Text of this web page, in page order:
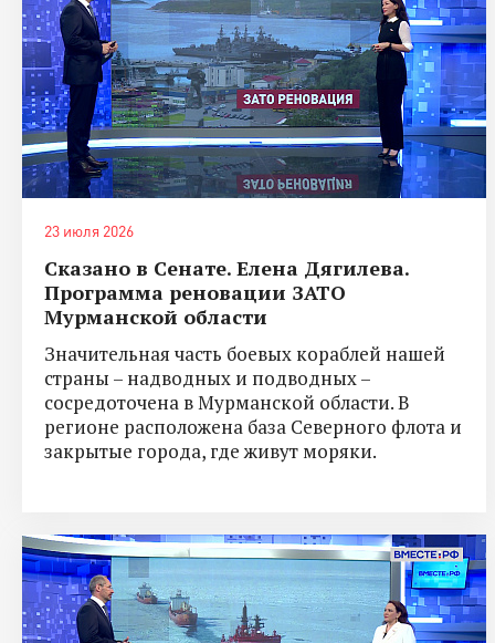
23 июля 2026
Сказано в Сенате. Елена Дягилева.
Программа реновации ЗАТО
Мурманской области
Значительная часть боевых кораблей нашей
страны – надводных и подводных –
сосредоточена в Мурманской области. В
регионе расположена база Северного флота и
закрытые города, где живут моряки.